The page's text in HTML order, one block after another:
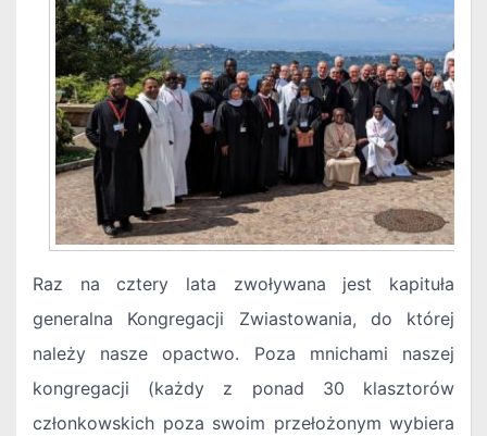
Raz na cztery lata zwoływana jest kapituła
generalna Kongregacji Zwiastowania, do której
należy nasze opactwo. Poza mnichami naszej
kongregacji (każdy z ponad 30 klasztorów
członkowskich poza swoim przełożonym wybiera